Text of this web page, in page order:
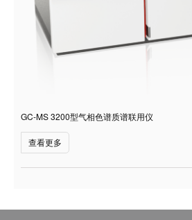
GC-MS 3200型气相色谱质谱联用仪
查看更多